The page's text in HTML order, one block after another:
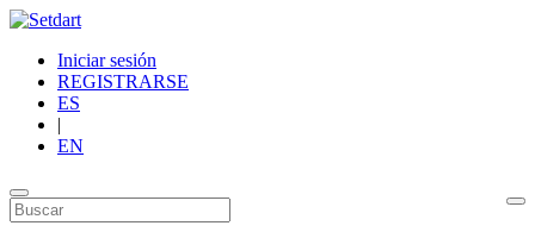
Iniciar sesión
REGISTRARSE
ES
|
EN